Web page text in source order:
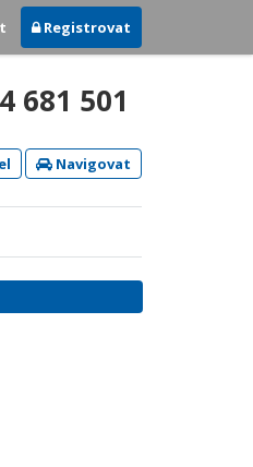
Registrovat
681 501
Navigovat